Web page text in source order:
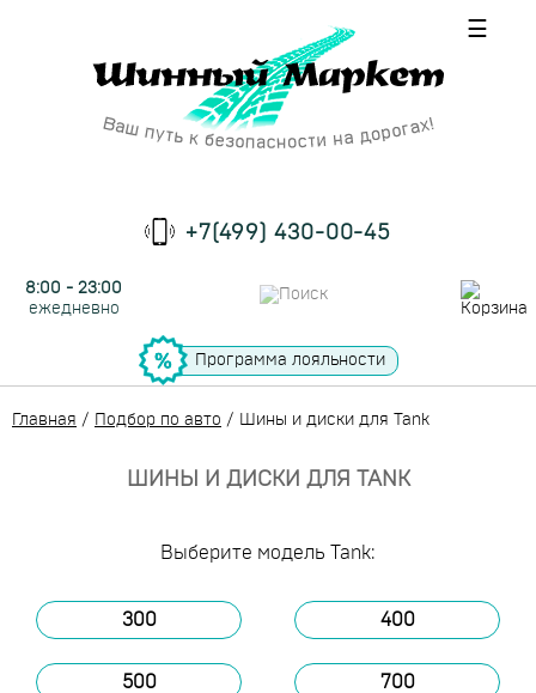
☰
+7(499) 430-00-45
8:00 - 23:00
ежедневно
Программа лояльности
Главная / Подбор по авто / Шины и диски для Tank
ШИНЫ И ДИСКИ ДЛЯ TANK
Выберите модель Tank:
300 400
500 700